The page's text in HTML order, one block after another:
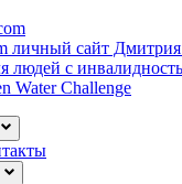
личный сайт Дмитрия
людей с
Water Challenge